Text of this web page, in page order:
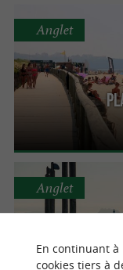
Anglet
Anglet
En continuant
cookies tiers à